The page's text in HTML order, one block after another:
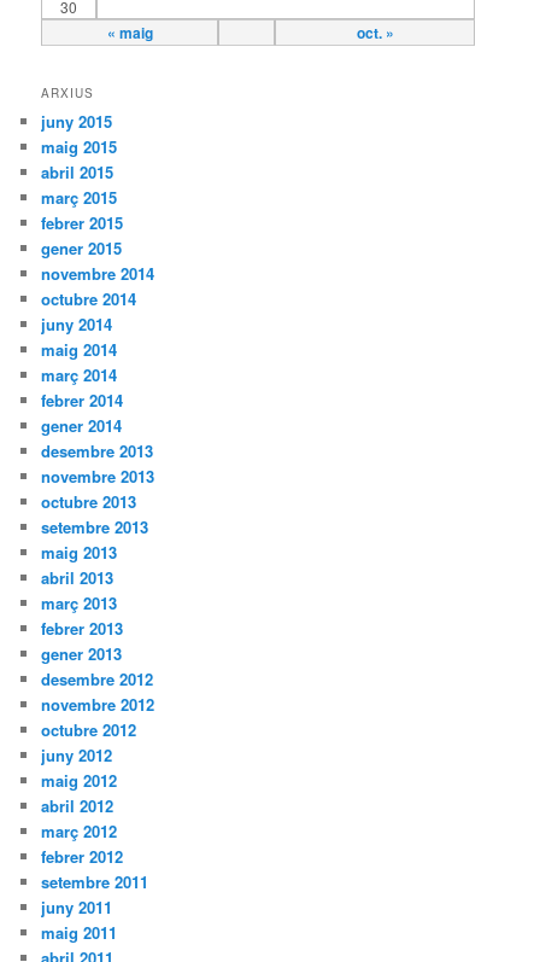
« maig oct. »
30
ARXIUS
juny 2015
maig 2015
abril 2015
març 2015
febrer 2015
gener 2015
novembre 2014
octubre 2014
juny 2014
maig 2014
març 2014
febrer 2014
gener 2014
desembre 2013
novembre 2013
octubre 2013
setembre 2013
maig 2013
abril 2013
març 2013
febrer 2013
gener 2013
desembre 2012
novembre 2012
octubre 2012
juny 2012
maig 2012
abril 2012
març 2012
febrer 2012
setembre 2011
juny 2011
maig 2011